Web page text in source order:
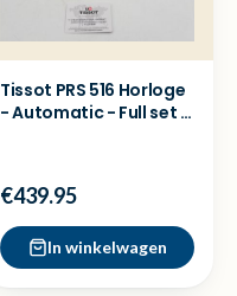
Tissot PRS 516 Horloge
- Automatic - Full set -
€439.95
In winkelwagen